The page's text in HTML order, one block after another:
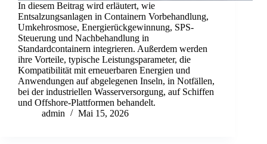
In diesem Beitrag wird erläutert, wie
Entsalzungsanlagen in Containern Vorbehandlung,
Umkehrosmose, Energierückgewinnung, SPS-
Steuerung und Nachbehandlung in
Standardcontainern integrieren. Außerdem werden
ihre Vorteile, typische Leistungsparameter, die
Kompatibilität mit erneuerbaren Energien und
Anwendungen auf abgelegenen Inseln, in Notfällen,
bei der industriellen Wasserversorgung, auf Schiffen
und Offshore-Plattformen behandelt.
admin
Mai 15, 2026